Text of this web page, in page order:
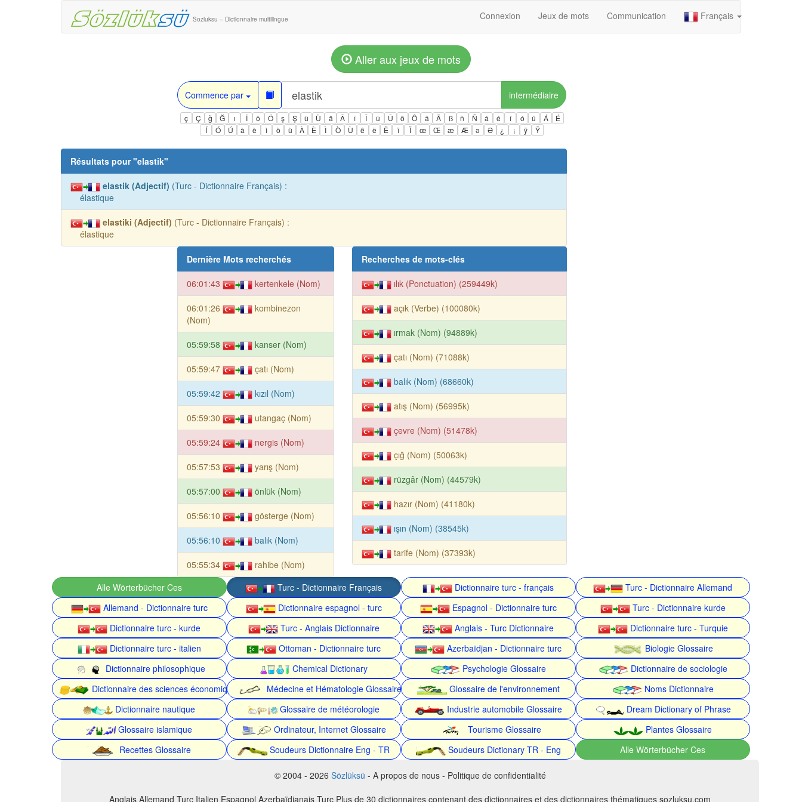
Sozluksu – Dictionnaire multilingue Connexion Jeux de mots Communication Français
Aller aux jeux de mots
Commence par intermédiaire
ç Ç ğ Ğ ı İ ö Ö ş Ş ü Ü â Â î Î û Û ô Ô ä Ä ß ñ Ñ á é í ó ú Á
É
Í
Ó Ú à è ì ò ù À È Ì Ò Ù ê ë Ë ï Ï œ Œ æ Æ ə Ə ¿ ¡ ÿ Ÿ
Résultats pour "elastik"
elastik (Adjectif) (Turc - Dictionnaire Français) :
élastique
elastiki (Adjectif) (Turc - Dictionnaire Français) :
élastique
Dernière Mots recherchés
06:01:43 kertenkele (Nom)
06:01:26
kombinezon
(Nom)
05:59:58 kanser (Nom)
05:59:47 çatı (Nom)
05:59:42 kızıl (Nom)
05:59:30 utangaç (Nom)
05:59:24 nergis (Nom)
05:57:53 yarış (Nom)
05:57:00 önlük (Nom)
05:56:10 gösterge (Nom)
05:56:10 balık (Nom)
05:55:34 rahibe (Nom)
Recherches de mots-clés
ılık (Ponctuation) (259449k)
açık (Verbe) (100080k)
ırmak (Nom) (94889k)
çatı (Nom) (71088k)
balık (Nom) (68660k)
atış (Nom) (56995k)
çevre (Nom) (51478k)
çığ (Nom) (50063k)
rüzgâr (Nom) (44579k)
hazır (Nom) (41180k)
ışın (Nom) (38545k)
tarife (Nom) (37393k)
Alle Wörterbücher Ces Turc - Dictionnaire Français Dictionnaire turc - français
Turc - Dictionnaire Allemand
Allemand - Dictionnaire turc
Dictionnaire espagnol - turc Espagnol - Dictionnaire turc
Turc - Dictionnaire kurde
Dictionnaire turc - kurde
Turc - Anglais Dictionnaire Anglais - Turc Dictionnaire
Dictionnaire turc - Turquie
Dictionnaire turc - italien
Ottoman - Dictionnaire turc Azerbaïdjan - Dictionnaire turc
Biologie Glossaire
Dictionnaire philosophique
Chemical Dictionary Psychologie Glossaire
Dictionnaire de sociologie
Dictionnaire des sciences économiques
Médecine et Hématologie Glossaire Glossaire de l'environnement
Noms Dictionnaire
Dictionnaire nautique
Glossaire de météorologie Industrie automobile Glossaire
Dream Dictionary of Phrase
Glossaire islamique
Ordinateur, Internet Glossaire Tourisme Glossaire
Plantes Glossaire
Recettes Glossaire
Soudeurs Dictionnaire Eng - TR Soudeurs Dictionary TR - Eng Alle Wörterbücher Ces
© 2004 - 2026 Sözlüksü - A propos de nous - Politique de confidentialité
Anglais Allemand Turc Italien Espagnol Azerbaïdjanais Turc Plus de 30 dictionnaires contenant des dictionnaires et des dictionnaires thématiques sozluksu.com